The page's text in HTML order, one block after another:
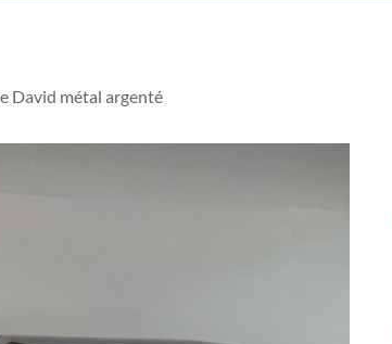
David métal argenté